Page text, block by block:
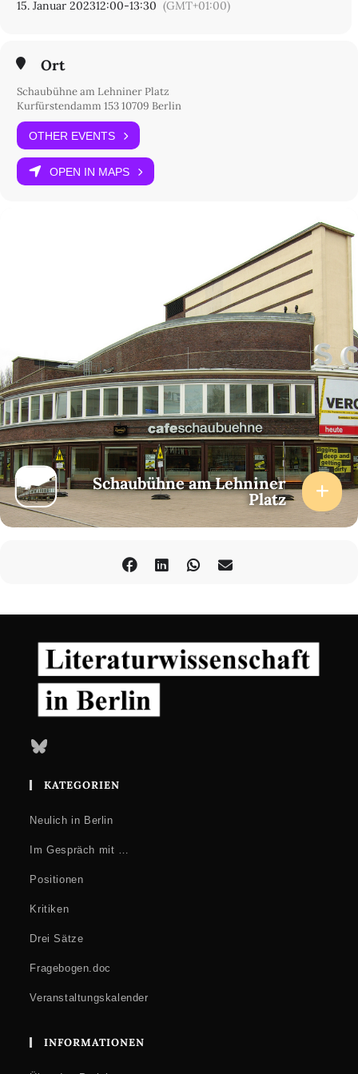
15. Januar 202312:00-13:30 (GMT+01:00)
Ort
Schaubühne am Lehniner Platz
Kurfürstendamm 153 10709 Berlin
OTHER EVENTS
OPEN IN MAPS
Schaubühne am Lehniner
Platz
Bluesky
KATEGORIEN
Neulich in Berlin
Im Gespräch mit …
Positionen
Kritiken
Drei Sätze
Fragebogen.doc
Veranstaltungskalender
INFORMATIONEN